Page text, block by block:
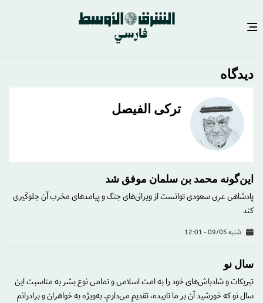
اصلی
دیدگاه
ترکی الفیصل
این‌گونه محمد بن سلمان موفق شد
پادشاهی عربی سعودی توانست از ویرانی‌های جنگ و پیامدهای مخرب آن جلوگیری
کند
شنبه 09/05 - 12:01
سال نو
تبریکات و شادباش‌های خود را به امت اسلامی و تمامی نوع بشر به مناسبت این
سال نو که خورشید آن بر ما تابیده، تقدیم می‌دارم. به‌ویژه به خواهران و برادرانم